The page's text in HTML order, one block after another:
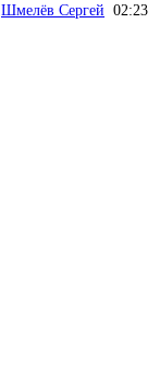
Шмелёв Сергей 02:23